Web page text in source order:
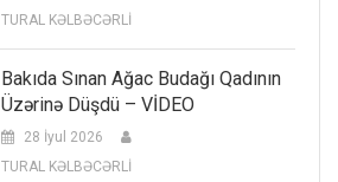
TURAL KƏLBƏCƏRLİ
Bakıda Sınan Ağac Budağı Qadının
Üzərinə Düşdü – VİDEO
28 İyul 2026
TURAL KƏLBƏCƏRLİ